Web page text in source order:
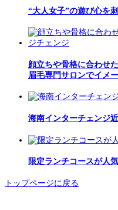
“大人女子”の遊び心を
顔立ちや骨格に合わせ
眉毛専門サロンでイメ
海南インターチェンジ
限定ランチコースが人
トップページに戻る